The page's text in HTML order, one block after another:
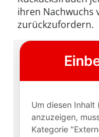
ihren Nachwuchs
zurückzufordern.